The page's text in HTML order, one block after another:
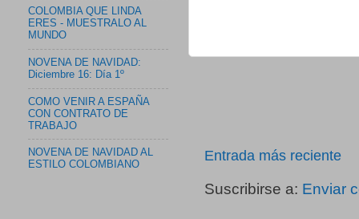
Entrada más reciente
Suscribirse a: Enviar
COLOMBIA QUE LINDA
ERES - MUESTRALO AL
MUNDO
NOVENA DE NAVIDAD:
Diciembre 16: Día 1º
COMO VENIR A ESPAÑA
CON CONTRATO DE
TRABAJO
NOVENA DE NAVIDAD AL
ESTILO COLOMBIANO